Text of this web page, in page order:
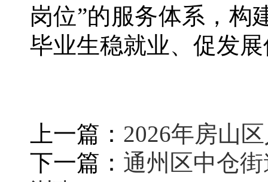
岗位”的服务体系，构
毕业生稳就业、促发
上一篇： 2026年房山
下一篇： 通州区中仓